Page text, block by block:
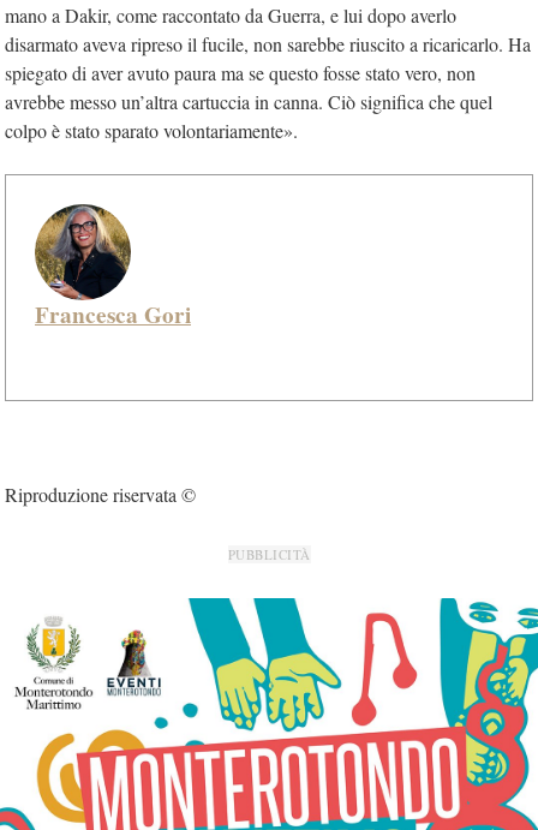
mano a Dakir, come raccontato da Guerra, e lui dopo averlo
disarmato aveva ripreso il fucile, non sarebbe riuscito a ricaricarlo. Ha
spiegato di aver avuto paura ma se questo fosse stato vero, non
avrebbe messo un’altra cartuccia in canna. Ciò significa che quel
colpo è stato sparato volontariamente».
Francesca Gori
Riproduzione riservata ©
PUBBLICITÀ